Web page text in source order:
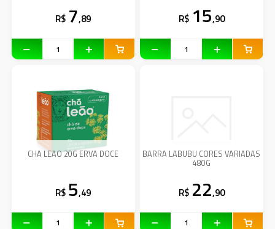
R$ 7,89 R$ 15,90
CHA LEAO 20G ERVA DOCE
R$ 5,49
BARRA LABUBU CORES VARIADAS
480G
R$ 22,90